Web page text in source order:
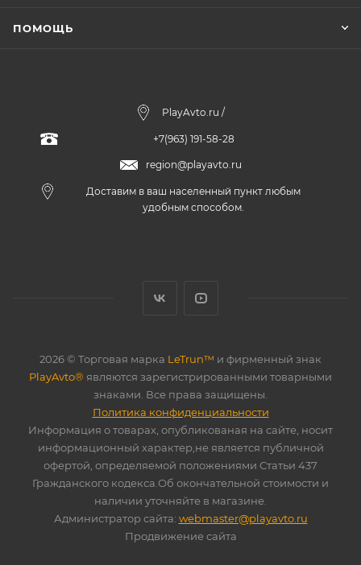
ПОМОЩЬ
PlayAvto.ru /
+7(963) 191-58-28
region@playavto.ru
Доставим в ваш населенный пункт любым
удобным способом.
2026 © Торговая марка LeTrun™ и фирменный знак
PlayAvto® являются зарегистрированными товарными
знаками. Все права защищены.
Политика конфиденциальности
Информация о товарах, опубликованая на сайте, носит
информационный характер,не является публичной
офертой, определяемой положениями Статьи 437
Гражданского кодекса.Об окончательной стоимости и
наличии уточняйте в магазине.
Администратор сайта: webmaster@playavto.ru
Продвижение сайта